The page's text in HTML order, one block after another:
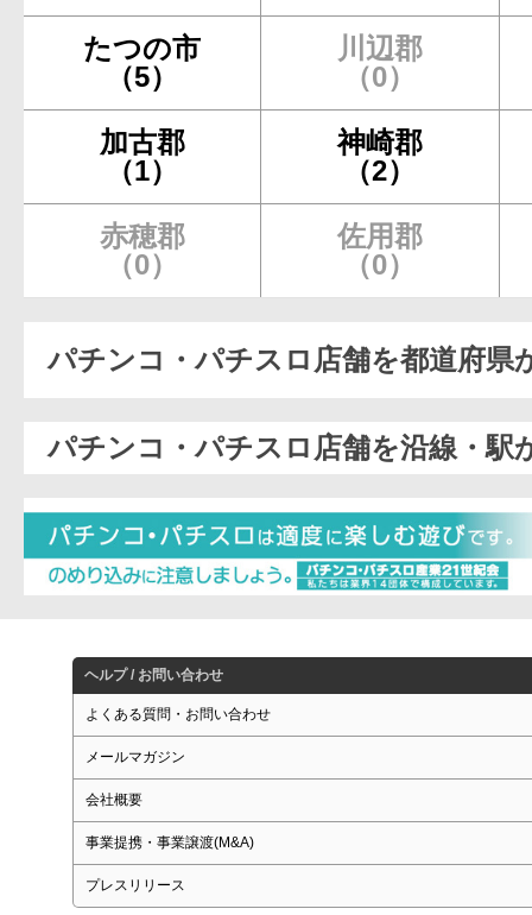
たつの市
（5）
川辺郡
（0）
加古郡
（1）
神崎郡
（2）
赤穂郡
（0）
佐用郡
（0）
パチンコ・パチスロ店舗を都道府県
パチンコ・パチスロ店舗を沿線・駅
ヘルプ / お問い合わせ
よくある質問・お問い合わせ
メールマガジン
会社概要
事業提携・事業譲渡(M&A)
プレスリリース